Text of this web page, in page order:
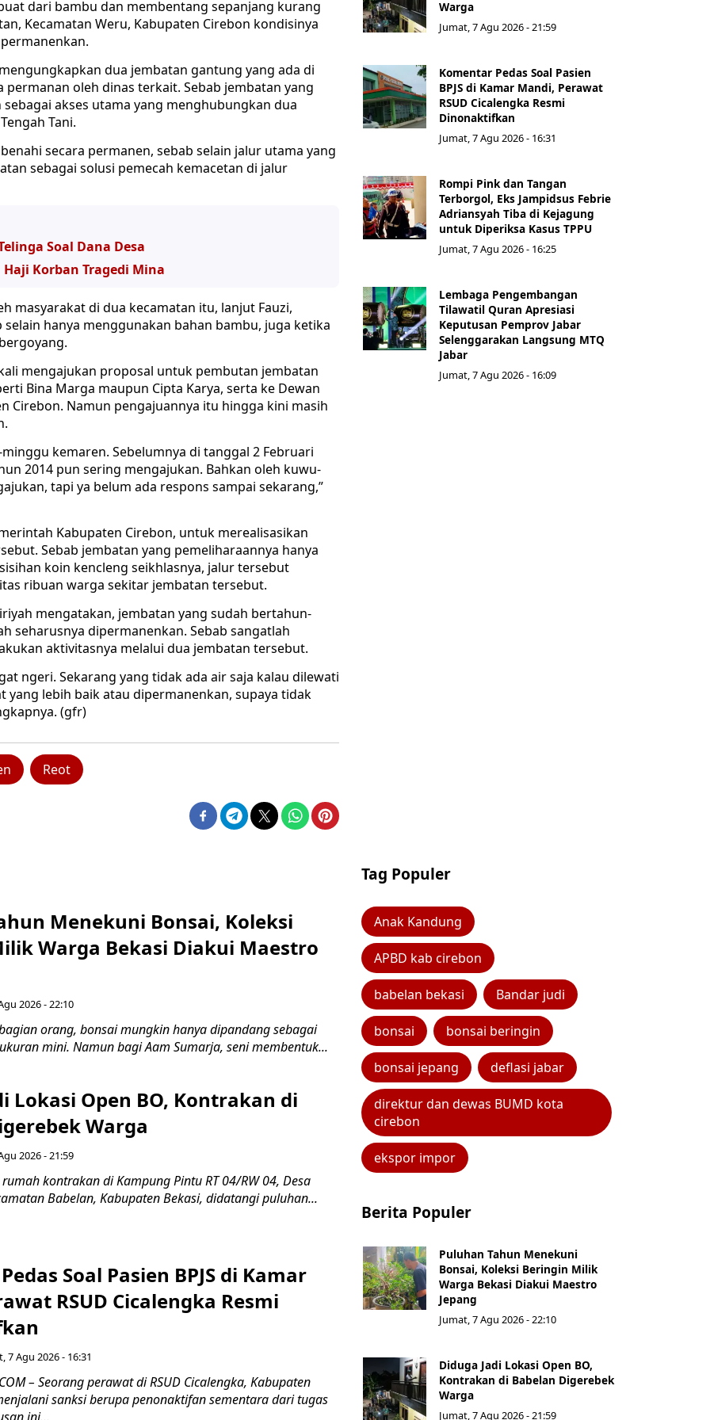
dari bambu dan membentang sepanjang kurang
Kecamatan Weru, Kabupaten Cirebon kondisinya
dua jembatan gantung yang ada di
oleh dinas terkait. Sebab jembatan yang
akses utama yang menghubungkan dua
Tani.
secara permanen, sebab selain jalur utama yang
sebagai solusi pemecah kemacetan di jalur
Soal Dana Desa
Korban Tragedi Mina
masyarakat di dua kecamatan itu, lanjut Fauzi,
hanya menggunakan bahan bambu, juga ketika
mengajukan proposal untuk pembutan jembatan
Bina Marga maupun Cipta Karya, serta ke Dewan
Cirebon. Namun pengajuannya itu hingga kini masih
kemaren. Sebelumnya di tanggal 2 Februari
2014 pun sering mengajukan. Bahkan oleh kuwu-
tapi ya belum ada respons sampai sekarang,”
Kabupaten Cirebon, untuk merealisasikan
Sebab jembatan yang pemeliharaannya hanya
koin kencleng seikhlasnya, jalur tersebut
ribuan warga sekitar jembatan tersebut.
mengatakan, jembatan yang sudah bertahun-
seharusnya dipermanenkan. Sebab sangatlah
aktivitasnya melalui dua jembatan tersebut.
ngeri. Sekarang yang tidak ada air saja kalau dilewati
yang lebih baik atau dipermanenkan, supaya tidak
(gfr)
Reot
Warga
Jumat, 7 Agu 2026 - 21:59
Komentar Pedas Soal Pasien
BPJS di Kamar Mandi, Perawat
RSUD Cicalengka Resmi
Dinonaktifkan
Jumat, 7 Agu 2026 - 16:31
Rompi Pink dan Tangan
Terborgol, Eks Jampidsus Febrie
Adriansyah Tiba di Kejagung
untuk Diperiksa Kasus TPPU
Jumat, 7 Agu 2026 - 16:25
Lembaga Pengembangan
Tilawatil Quran Apresiasi
Keputusan Pemprov Jabar
Selenggarakan Langsung MTQ
Jabar
Jumat, 7 Agu 2026 - 16:09
Menekuni Bonsai, Koleksi
Warga Bekasi Diakui Maestro
2026 - 22:10
orang, bonsai mungkin hanya dipandang sebagai
mini. Namun bagi Aam Sumarja, seni membentuk...
Lokasi Open BO, Kontrakan di
Warga
2026 - 21:59
kontrakan di Kampung Pintu RT 04/RW 04, Desa
Babelan, Kabupaten Bekasi, didatangi puluhan...
Soal Pasien BPJS di Kamar
RSUD Cicalengka Resmi
7 Agu 2026 - 16:31
– Seorang perawat di RSUD Cicalengka, Kabupaten
sanksi berupa penonaktifan sementara dari tugas
Tag Populer
Anak Kandung
APBD kab cirebon
babelan bekasi Bandar judi
bonsai bonsai beringin
bonsai jepang deflasi jabar
direktur dan dewas BUMD kota
cirebon
ekspor impor
Berita Populer
Puluhan Tahun Menekuni
Bonsai, Koleksi Beringin Milik
Warga Bekasi Diakui Maestro
Jepang
Jumat, 7 Agu 2026 - 22:10
Diduga Jadi Lokasi Open BO,
Kontrakan di Babelan Digerebek
Warga
Jumat, 7 Agu 2026 - 21:59